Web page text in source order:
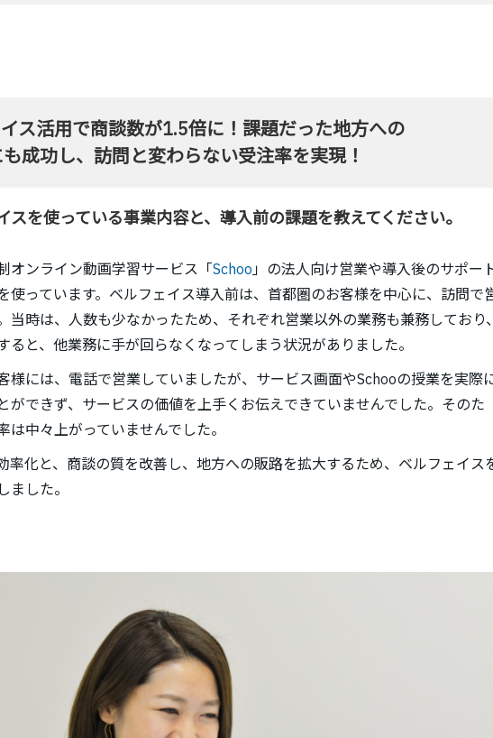
ス活用で商談数が1.5倍に！課題だった地方への
成功し、訪問と変わらない受注率を実現！
スを使っている事業内容と、導入前の課題を教えてください。
オンライン動画学習サービス「Schoo」の法人向け営業や導入後のサポー
使っています。ベルフェイス導入前は、首都圏のお客様を中心に、訪問で
当時は、人数も少なかったため、それぞれ営業以外の業務も兼務しており、
ると、他業務に手が回らなくなってしまう状況がありました。
様には、電話で営業していましたが、サービス画面やSchooの授業を実際
ができず、サービスの価値を上手くお伝えできていませんでした。そのた
は中々上がっていませんでした。
率化と、商談の質を改善し、地方への販路を拡大するため、ベルフェイス
ました。